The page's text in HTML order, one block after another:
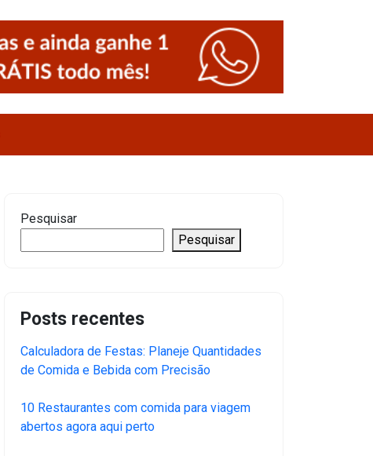
Pesquisar
Pesquisar
Posts recentes
Calculadora de Festas: Planeje Quantidades
de Comida e Bebida com Precisão
10 Restaurantes com comida para viagem
abertos agora aqui perto